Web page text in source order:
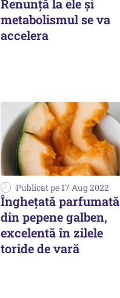
Renunță la ele și
metabolismul se va
accelera
Publicat pe 17 Aug 2022
Înghețată parfumată
din pepene galben,
excelentă în zilele
toride de vară